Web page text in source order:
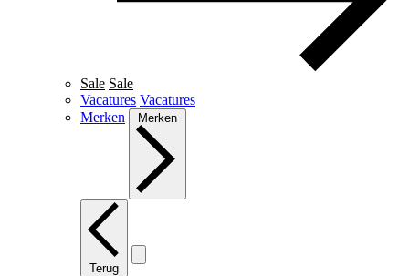
Sale Sale
Vacatures Vacatures
Merken
Merken
Terug